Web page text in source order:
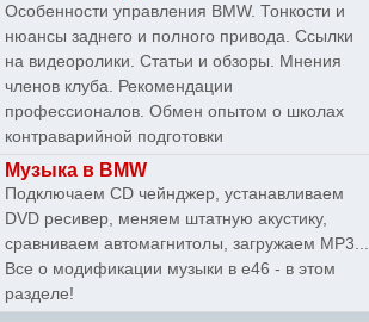
Особенности управления BMW. Тонкости и
нюансы заднего и полного привода. Ссылки
на видеоролики. Статьи и обзоры. Мнения
членов клуба. Рекомендации
профессионалов. Обмен опытом о школах
контраварийной подготовки
Музыка в BMW
Подключаем CD чейнджер, устанавливаем
DVD ресивер, меняем штатную акустику,
сравниваем автомагнитолы, загружаем MP3...
Все о модификации музыки в e46 - в этом
разделе!